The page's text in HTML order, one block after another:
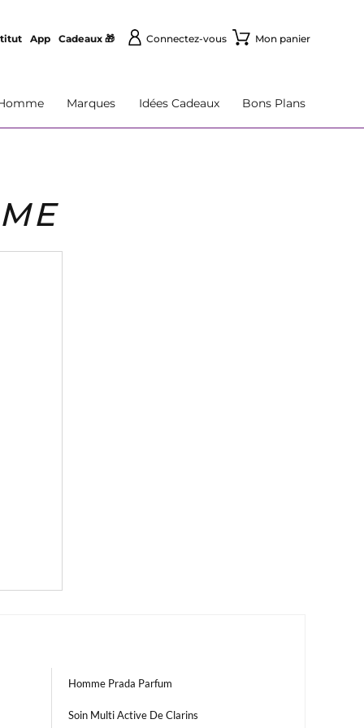
App Cadeaux 🎁 Connectez-vous Mon panier
Marques Idées Cadeaux Bons Plans
Homme Prada Parfum
Soin Multi Active De Clarins